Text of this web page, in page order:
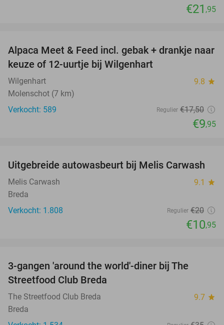
€21 ,95
43%
Alpaca Meet & Feed incl. gebak + drankje naar
keuze of 12-uurtje bij Wilgenhart
Wilgenhart 9.8 star
Molenschot (7 km)
Verkocht: 589
Regulier €17,50
€9,95
45%
Uitgebreide autowasbeurt bij Melis Carwash
Melis Carwash 9.1 star
Breda
Verkocht: 1.808
Regulier €20
€10,95
3-gangen 'around the world'-diner bij The
Streetfood Club Breda
The Streetfood Club Breda 9.7 star
Breda